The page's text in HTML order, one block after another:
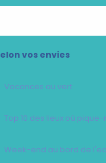
vos envies
Vacances au vert
Top 10 des lieux où
Week-end au bord de
?
virtuel, il